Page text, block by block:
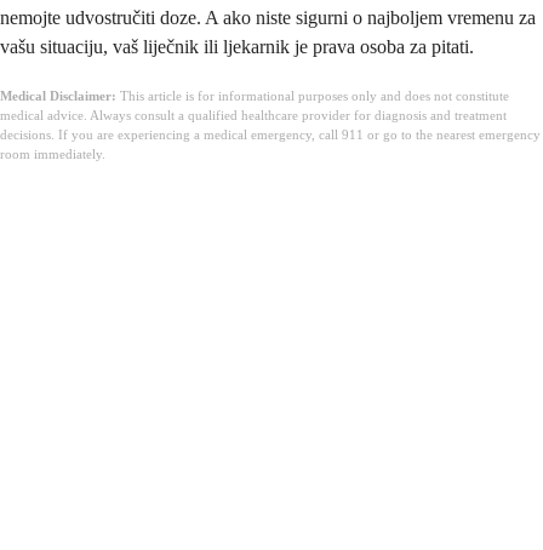
nemojte udvostručiti doze. A ako niste sigurni o najboljem vremenu za
vašu situaciju, vaš liječnik ili ljekarnik je prava osoba za pitati.
Medical Disclaimer: This article is for informational purposes only and does not constitute
medical advice. Always consult a qualified healthcare provider for diagnosis and treatment
decisions. If you are experiencing a medical emergency, call 911 or go to the nearest emergency
room immediately.